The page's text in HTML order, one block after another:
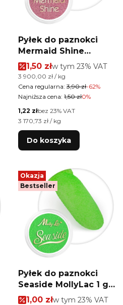
Pyłek do paznokci
Mermaid Shine
MollyLac 1 g Nr 5
Cena promocyjna
1,50 złw tym %s VAT
w tym 23% VAT
Cena jednostkowa brutto
3 900,00 zł / kg
Cena regularna: 3,90 zł-62%
Najniższa cena: 1,50 zł0%
Cena netto
1,22 złbez 23% VAT
Cena jednostkowa netto
3 170,73 zł / kg
Do koszyka
Okazja
Bestseller
Pyłek do paznokci
Seaside MollyLac 1 g
Nr 6
Cena promocyjna
1,00 złw tym %s VAT
w tym 23% VAT